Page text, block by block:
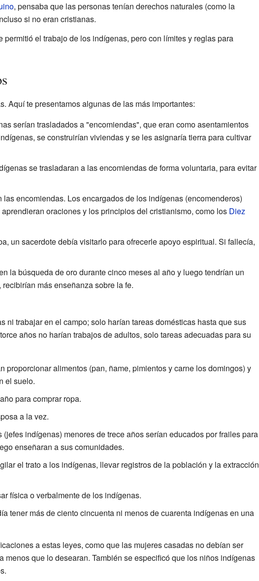
, pensaba que las personas tenían derechos naturales (como la
si no eran cristianas.
el trabajo de los indígenas, pero con límites y reglas para
Aquí te presentamos algunas de las más importantes:
serían trasladados a "encomiendas", que eran como asentamientos
se construirían viviendas y se les asignaría tierra para cultivar
se trasladaran a las encomiendas de forma voluntaria, para evitar
encomiendas. Los encargados de los indígenas (encomenderos)
oraciones y los principios del cristianismo, como los Diez
un sacerdote debía visitarlo para ofrecerle apoyo espiritual. Si fallecía,
la búsqueda de oro durante cinco meses al año y luego tendrían un
más enseñanza sobre la fe.
ni trabajar en el campo; solo harían tareas domésticas hasta que sus
años no harían trabajos de adultos, solo tareas adecuadas para su
proporcionar alimentos (pan, ñame, pimientos y carne los domingos) y
el suelo.
para comprar ropa.
a la vez.
indígenas) menores de trece años serían educados por frailes para
enseñaran a sus comunidades.
el trato a los indígenas, llevar registros de la población y la extracción
física o verbalmente de los indígenas.
tener más de ciento cincuenta ni menos de cuarenta indígenas en una
a estas leyes, como que las mujeres casadas no debían ser
que lo desearan. También se especificó que los niños indígenas